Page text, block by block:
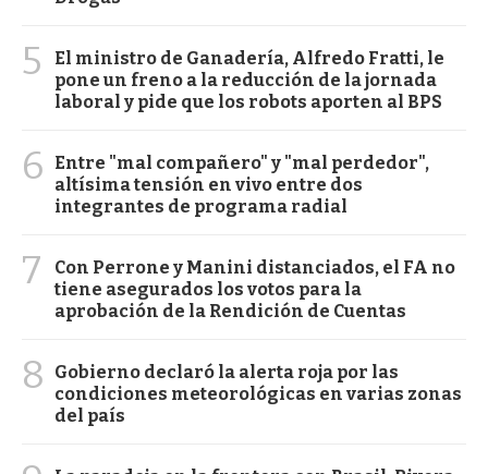
5
El ministro de Ganadería, Alfredo Fratti, le
pone un freno a la reducción de la jornada
laboral y pide que los robots aporten al BPS
6
Entre "mal compañero" y "mal perdedor",
altísima tensión en vivo entre dos
integrantes de programa radial
7
Con Perrone y Manini distanciados, el FA no
tiene asegurados los votos para la
aprobación de la Rendición de Cuentas
8
Gobierno declaró la alerta roja por las
condiciones meteorológicas en varias zonas
del país